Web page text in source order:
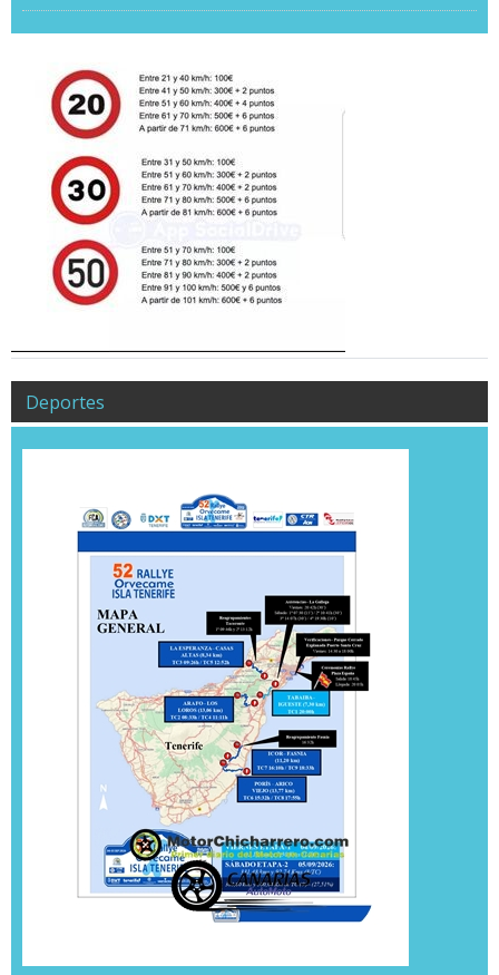
Deportes